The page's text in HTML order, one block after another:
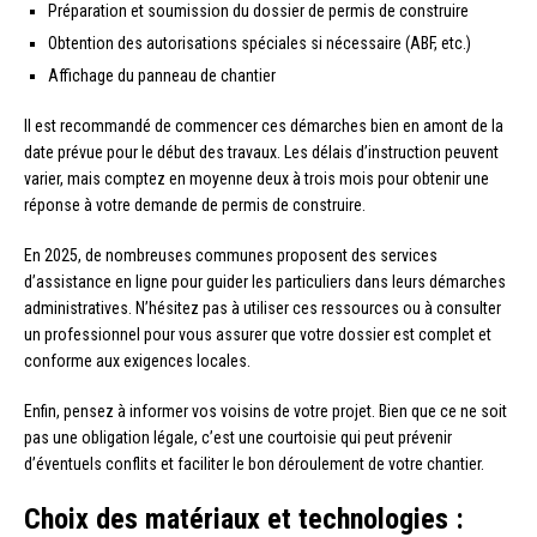
Préparation et soumission du dossier de permis de construire
Obtention des autorisations spéciales si nécessaire (ABF, etc.)
Affichage du panneau de chantier
Il est recommandé de commencer ces démarches bien en amont de la
date prévue pour le début des travaux. Les délais d’instruction peuvent
varier, mais comptez en moyenne deux à trois mois pour obtenir une
réponse à votre demande de permis de construire.
En 2025, de nombreuses communes proposent des services
d’assistance en ligne pour guider les particuliers dans leurs démarches
administratives. N’hésitez pas à utiliser ces ressources ou à consulter
un professionnel pour vous assurer que votre dossier est complet et
conforme aux exigences locales.
Enfin, pensez à informer vos voisins de votre projet. Bien que ce ne soit
pas une obligation légale, c’est une courtoisie qui peut prévenir
d’éventuels conflits et faciliter le bon déroulement de votre chantier.
Choix des matériaux et technologies :